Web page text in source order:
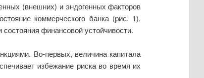
(внешних) и эндогенных факторов
коммерческого банка (рис. 1).
финансовой устойчивости.
Во-первых, величина капитала
избежание риска во время их